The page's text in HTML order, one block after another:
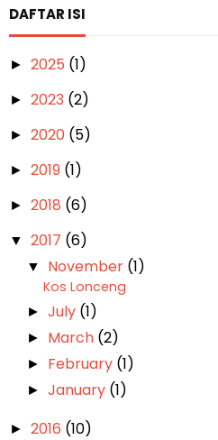
DAFTAR ISI
► 2025 (1)
► 2023 (2)
► 2020 (5)
► 2019 (1)
► 2018 (6)
▼ 2017 (6)
▼ November (1)
Kos Lonceng
►July (1)
► March (2)
► February (1)
►January (1)
► 2016 (10)